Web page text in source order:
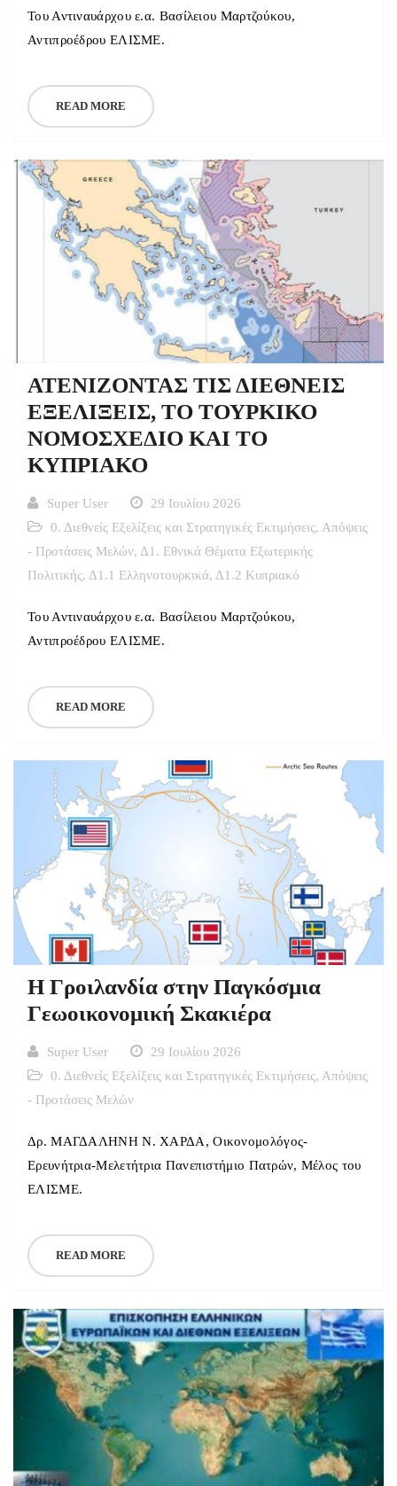
Του Αντιναυάρχου ε.α. Βασίλειου Μαρτζούκου,
Αντιπροέδρου ΕΛΙΣΜΕ.
READ MORE
ΑΤΕΝΙΖΟΝΤΑΣ ΤΙΣ ΔΙΕΘΝΕΙΣ
ΕΞΕΛΙΞΕΙΣ, ΤΟ ΤΟΥΡΚΙΚΟ
ΝΟΜΟΣΧΕΔΙΟ ΚΑΙ ΤΟ
ΚΥΠΡΙΑΚΟ
Super User
29 Ιουλίου 2026
0. Διεθνείς Εξελίξεις και Στρατηγικές Εκτιμήσεις, Απόψεις
- Προτάσεις Μελών, Δ1. Εθνικά Θέματα Εξωτερικής
Πολιτικής, Δ1.1 Ελληνοτουρκικά, Δ1.2 Κυπριακό
Του Αντιναυάρχου ε.α. Βασίλειου Μαρτζούκου,
Αντιπροέδρου ΕΛΙΣΜΕ.
READ MORE
Η Γροιλανδία στην Παγκόσμια
Γεωοικονομική Σκακιέρα
Super User
29 Ιουλίου 2026
0. Διεθνείς Εξελίξεις και Στρατηγικές Εκτιμήσεις, Απόψεις
- Προτάσεις Μελών
Δρ. ΜΑΓΔΑΛΗΝΗ Ν. ΧΑΡΔΑ, Οικονομολόγος-
Ερευνήτρια-Μελετήτρια Πανεπιστήμιο Πατρών, Μέλος του
ΕΛΙΣΜΕ.
READ MORE